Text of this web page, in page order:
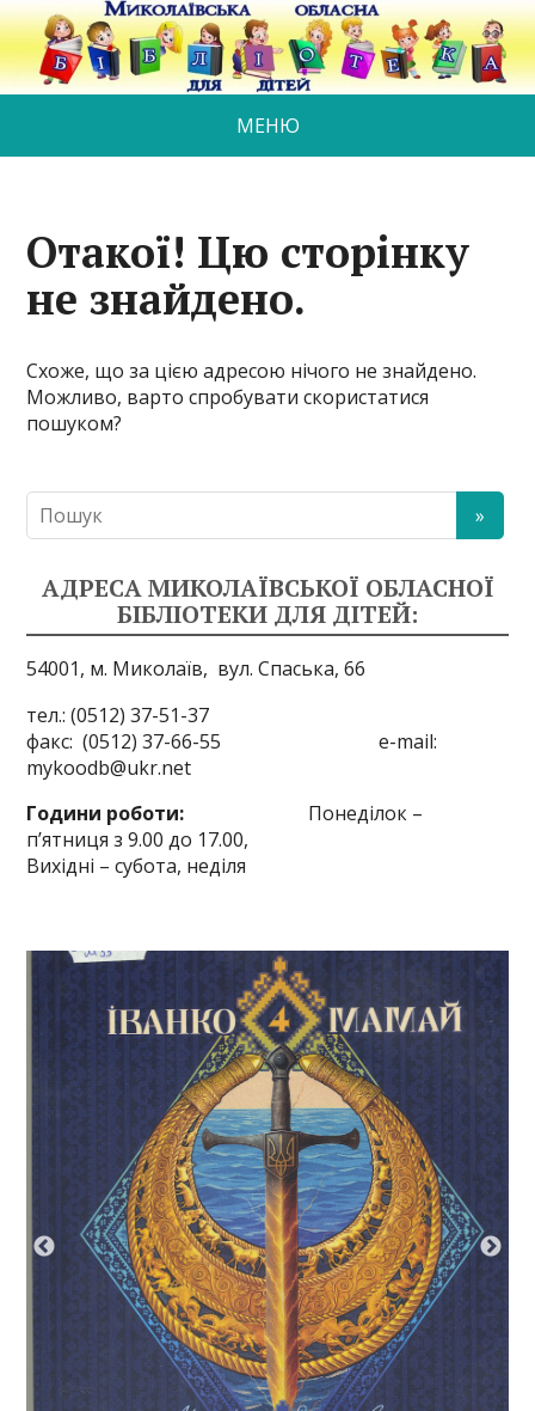
МЕНЮ
Отакої! Цю сторінку
не знайдено.
Схоже, що за цією адресою нічого не знайдено.
Можливо, варто спробувати скористатися
пошуком?
АДРЕСА МИКОЛАЇВСЬКОЇ ОБЛАСНОЇ
БІБЛІОТЕКИ ДЛЯ ДІТЕЙ:
54001, м. Миколаїв, вул. Спаська, 66
тел.: (0512) 37-51-37
факс: (0512) 37-66-55 e-mail:
mykoodb@ukr.net
Години роботи: Понеділок –
п’ятниця з 9.00 до 17.00,
Вихідні – субота, неділя